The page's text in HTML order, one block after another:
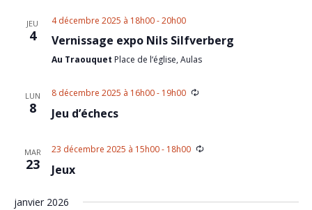
JEU
4
4 décembre 2025 à 18h00-20h00
Vernissage expo Nils Silfverberg
Au Traouquet Place de l‘église, Aulas
LUN
8
8 décembre 2025 à 16h00- 19h00
Jeu d’échecs
MAR
23
23 décembre 2025 à 15h00- 18h00
Jeux
janvier 2026